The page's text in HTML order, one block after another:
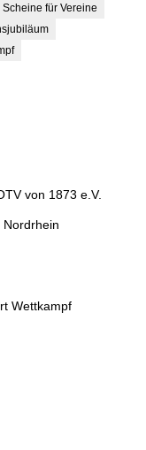
Scheine für Vereine
von 1873 e.V.
Wettkampf